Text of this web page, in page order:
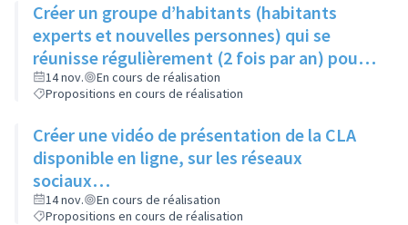
Créer un groupe d’habitants (habitants
experts et nouvelles personnes) qui se
réunisse régulièrement (2 fois par an) pour
suivre les actions du Contrat de Ville
14 nov.
En cours de réalisation
Propositions en cours de réalisation
Créer une vidéo de présentation de la CLA
disponible en ligne, sur les réseaux
sociaux…
14 nov.
En cours de réalisation
Propositions en cours de réalisation